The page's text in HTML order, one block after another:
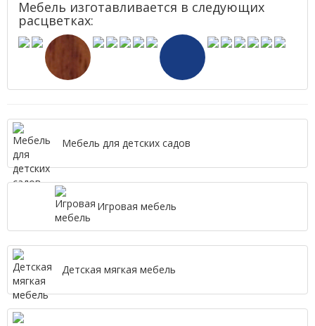
Мебель изготавливается в следующих
расцветках:
Мебель для детских садов
Игровая мебель
Детская мягкая мебель